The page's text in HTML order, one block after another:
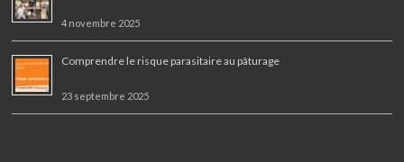
4 novembre 2025
Comprendre le risque parasitaire au pâturage
23 septembre 2025